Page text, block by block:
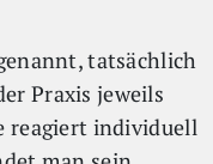
tatsächlich
Praxis jeweils
reagiert individuell